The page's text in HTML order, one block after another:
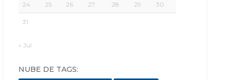
24 25 26 27 28 29 30
31
« Jul
NUBE DE TAGS: